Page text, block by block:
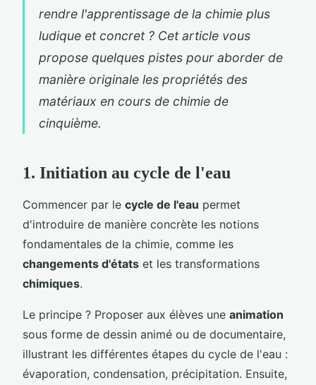
rendre l'apprentissage de la chimie plus
ludique et concret ? Cet article vous
propose quelques pistes pour aborder de
manière originale les propriétés des
matériaux en cours de chimie de
cinquième.
1. Initiation au cycle de l'eau
Commencer par le cycle de l'eau permet
d'introduire de manière concrète les notions
fondamentales de la chimie, comme les
changements d'états et les transformations
chimiques.
Le principe ? Proposer aux élèves une animation
sous forme de dessin animé ou de documentaire,
illustrant les différentes étapes du cycle de l'eau :
évaporation, condensation, précipitation. Ensuite,